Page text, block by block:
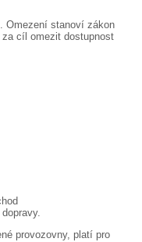
Omezení stanoví zákon
cíl omezit dostupnost
provozovny, platí pro